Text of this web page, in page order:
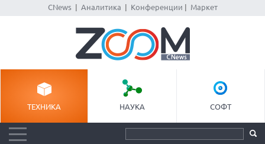
CNews| Аналитика Конференции Маркет
ТЕХНИКА НАУКА СОФТ